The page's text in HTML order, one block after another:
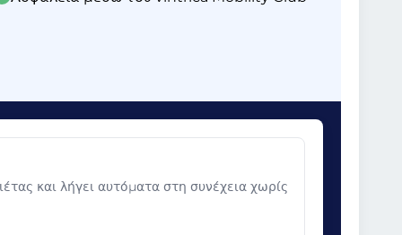
και λήγει αυτόματα στη συνέχεια χωρίς